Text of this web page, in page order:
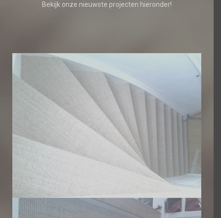
Bekijk onze nieuwste projecten hieronder!